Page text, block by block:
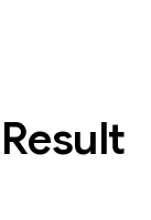
Result